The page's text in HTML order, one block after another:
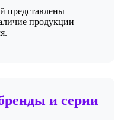
представлены
продукции
и серии